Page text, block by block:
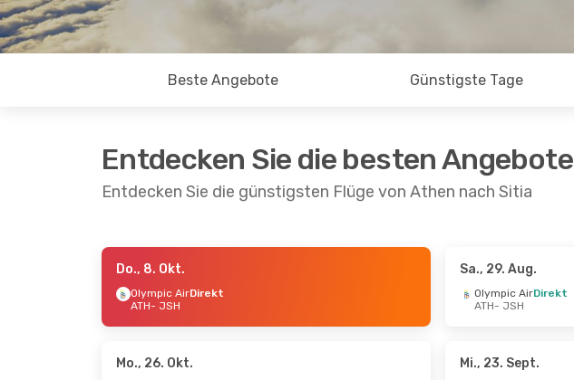
Beste Angebote Günstigste Tage
Entdecken Sie die besten Angebote
Entdecken Sie die günstigsten Flüge von Athen nach Sitia
- Do., 22. Okt.
Do., 8. Okt.
Olympic AirDirekt
ATH- JSH
Sa., 29. Aug.
Olympic AirDirekt
ATH- JSH
Mo., 26. Okt. Mi., 23. Sept.